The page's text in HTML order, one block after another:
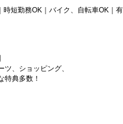
短勤務OK｜バイク、自転車OK｜
、ショッピング、
特典多数！